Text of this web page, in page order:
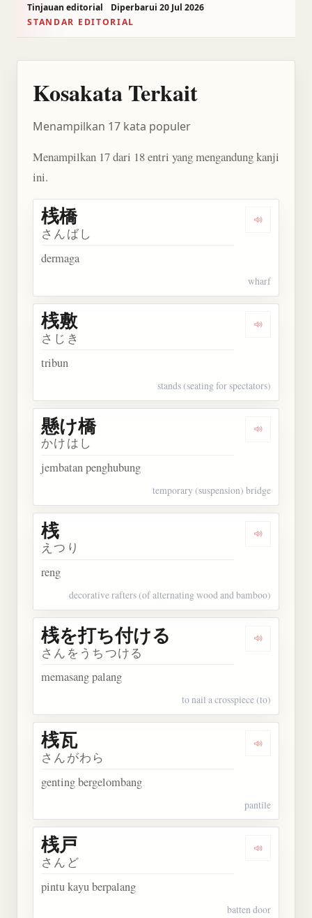
Tinjauan editorial
Diperbarui 20 Jul 2026
STANDAR EDITORIAL
Kosakata Terkait
Menampilkan 17 kata populer
Menampilkan 17 dari 18 entri yang mengandung kanji
ini.
Dengarkan
桟橋
さんばし
dermaga
wharf
Dengarkan
桟敷
さじき
tribun
stands (seating for spectators)
Dengarkan
懸け橋
かけはし
jembatan penghubung
temporary (suspension) bridge
Dengarkan
桟
えつり
reng
decorative rafters (of alternating wood and bamboo)
Dengarkan
桟を打ち付ける
さんをうちつける
memasang palang
to nail a crosspiece (to)
Dengarkan
桟瓦
さんがわら
genting bergelombang
pantile
Dengarkan
桟戸
さんど
pintu kayu berpalang
batten door